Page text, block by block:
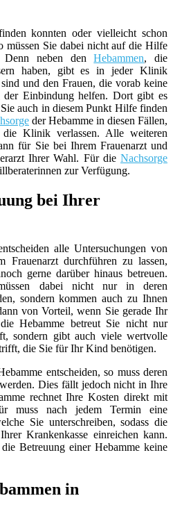
konnten oder vielleicht schon
müssen Sie dabei nicht auf die Hilfe
Denn neben denHebammen, die
haben, gibt es in jeder Klinik
und den Frauen, die vorab keine
der Einbindung helfen. Dort gibt es
auch in diesem Punkt Hilfe finden
der Hebamme in diesen Fällen,
die Klinik verlassen. Alle weiteren
für Sie bei Ihrem Frauenarzt und
Ihrer Wahl. Für die Nachsorge
zur Verfügung.
bei Ihrer
alle Untersuchungen von
Frauenarzt durchführen zu lassen,
gerne darüber hinaus betreuen.
dabei nicht nur in deren
sondern kommen auch zu Ihnen
von Vorteil, wenn Sie gerade Ihr
Hebamme betreut Sie nicht nur
sondern gibt auch viele wertvolle
die Sie für Ihr Kind benötigen.
entscheiden, so muss deren
Dies fällt jedoch nicht in Ihre
rechnet Ihre Kosten direkt mit
muss nach jedem Termin eine
Sie unterschreiben, sodass die
Krankenkasse einreichen kann.
Betreuung einer Hebamme keine
in